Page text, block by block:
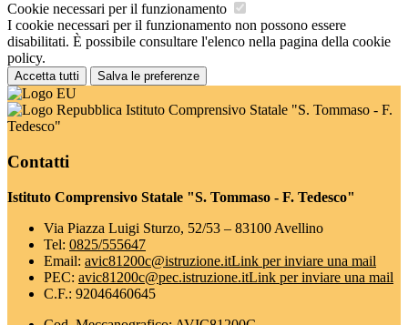
Cookie necessari per il funzionamento
I cookie necessari per il funzionamento non possono essere
disabilitati. È possibile consultare l'elenco nella pagina della cookie
policy.
Accetta tutti Salva le preferenze
Istituto Comprensivo Statale "S. Tommaso - F.
Tedesco"
Contatti
Istituto Comprensivo Statale "S. Tommaso - F. Tedesco"
Via Piazza Luigi Sturzo, 52/53 – 83100 Avellino
Tel: 0825/555647
Email: avic81200c@istruzione.itLink per inviare una mail
PEC: avic81200c@pec.istruzione.itLink per inviare una mail
C.F.: 92046460645